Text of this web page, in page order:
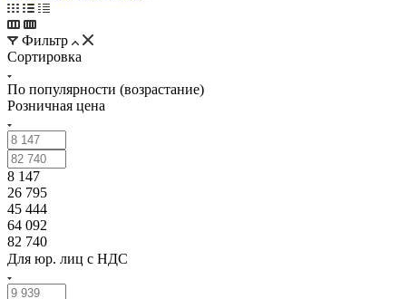
Фильтр
Сортировка
По популярности (возрастание)
Розничная цена
8 147
26 795
45 444
64 092
82 740
Для юр. лиц c НДС